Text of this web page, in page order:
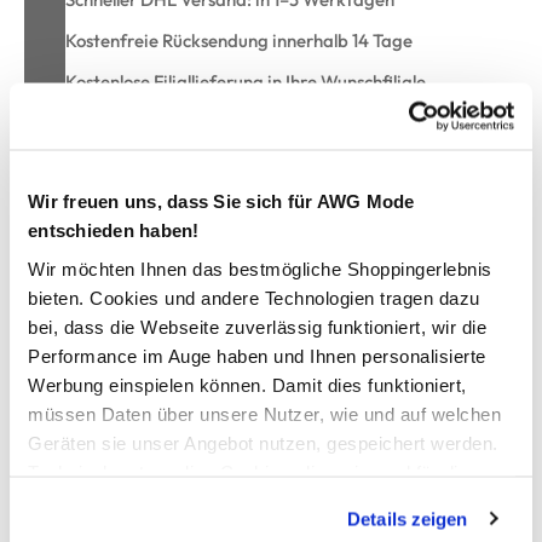
Wir freuen uns, dass Sie sich für AWG Mode
entschieden haben!
Wir möchten Ihnen das bestmögliche Shoppingerlebnis
bieten. Cookies und andere Technologien tragen dazu
bei, dass die Webseite zuverlässig funktioniert, wir die
Performance im Auge haben und Ihnen personalisierte
Werbung einspielen können. Damit dies funktioniert,
müssen Daten über unsere Nutzer, wie und auf welchen
Geräten sie unser Angebot nutzen, gespeichert werden.
werden, werden bei der Nutzung der Webseite auf jeden
Details zeigen
Kostenfreie Rücksendung innerhalb 14 Tage
Kostenlose Filiallieferung in Ihre Wunschfiliale
Jungen Sweatshirt mit Dinomotiv
schönes Sweatshirt von One Way
Rundhalsausschnitt, Ärmel und Saum mit Rippbündchen
lustiger Dino Rubber-Print auf einer Seite
Innenseite kuschelig angeraut
super trageangenehmes Material